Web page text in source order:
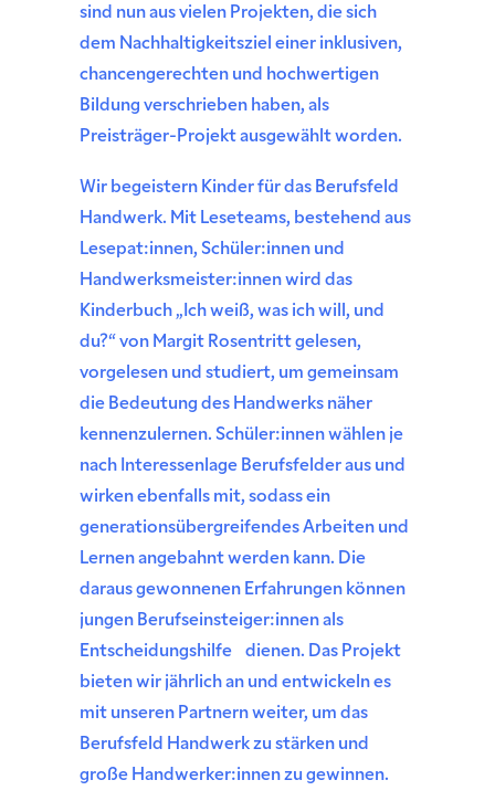
sind nun aus vielen Projekten, die sich
dem Nachhaltigkeitsziel einer inklusiven,
chancengerechten und hochwertigen
Bildung verschrieben haben, als
Preisträger-Projekt ausgewählt worden.
Wir begeistern Kinder für das Berufsfeld
Handwerk. Mit Leseteams, bestehend aus
Lesepat:innen, Schüler:innen und
Handwerksmeister:innen wird das
Kinderbuch „Ich weiß, was ich will, und
du?“ von Margit Rosentritt gelesen,
vorgelesen und studiert, um gemeinsam
die Bedeutung des Handwerks näher
kennenzulernen. Schüler:innen wählen je
nach Interessenlage Berufsfelder aus und
wirken ebenfalls mit, sodass ein
generationsübergreifendes Arbeiten und
Lernen angebahnt werden kann. Die
daraus gewonnenen Erfahrungen können
jungen Berufseinsteiger:innen als
Entscheidungshilfe dienen. Das Projekt
bieten wir jährlich an und entwickeln es
mit unseren Partnern weiter, um das
Berufsfeld Handwerk zu stärken und
große Handwerker:innen zu gewinnen.